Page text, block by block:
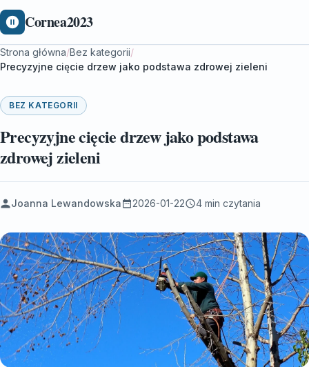
Cornea2023
Strona główna/Bez kategorii/
Precyzyjne cięcie drzew jako podstawa zdrowej zieleni
BEZ KATEGORII
Precyzyjne cięcie drzew jako podstawa
zdrowej zieleni
Joanna Lewandowska 2026-01-22 4 min czytania